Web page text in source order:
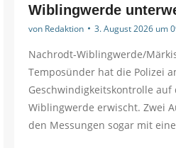
Wiblingwerde
von Redaktion 3. August 2026 um
Nachrodt-Wiblingwerde/
Temposünder hat die Polizei
Geschwindigkeitskontrolle auf
Wiblingwerde erwischt. Zwei
den Messungen sogar mit